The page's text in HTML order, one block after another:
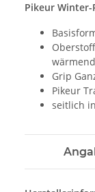
Pikeur
Grip
Pikeur
seitlich